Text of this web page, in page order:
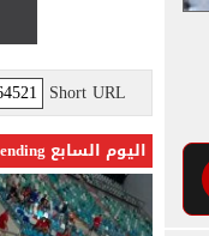
Short URL
اليوم السابع Trending